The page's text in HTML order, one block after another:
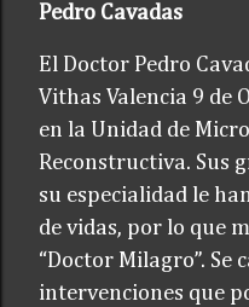
Pedro Cavadas
El Doctor Pedro
Vithas Valencia 9 de
en la Unidad de
Reconstructiva. Sus
su especialidad le
de vidas, por lo que
“Doctor Milagro”.
intervenciones que